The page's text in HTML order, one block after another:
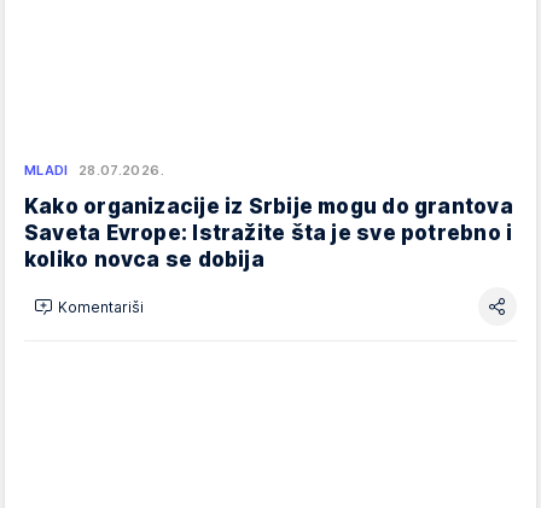
MLADI 28.07.2026.
Kako organizacije iz Srbije mogu do grantova
Saveta Evrope: Istražite šta je sve potrebno i
koliko novca se dobija
Komentariši